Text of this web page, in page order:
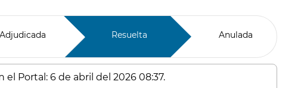
Adjudicada Resuelta Anulada
Portal: 6 de abril del 2026 08:37.